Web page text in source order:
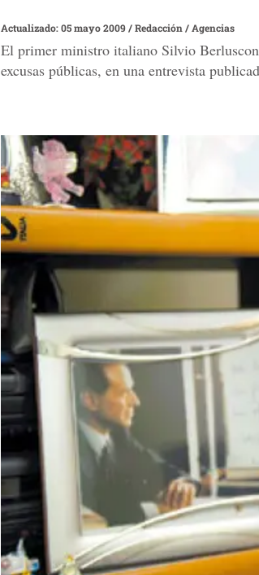
Actualizado: 05 mayo 2009/Redacción / Agencias
El primer ministro italiano Silvio
excusas públicas, en una entrevista